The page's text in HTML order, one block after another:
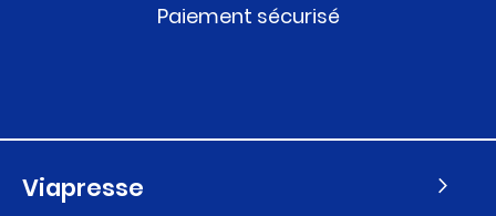
Paiement sécurisé
Viapresse